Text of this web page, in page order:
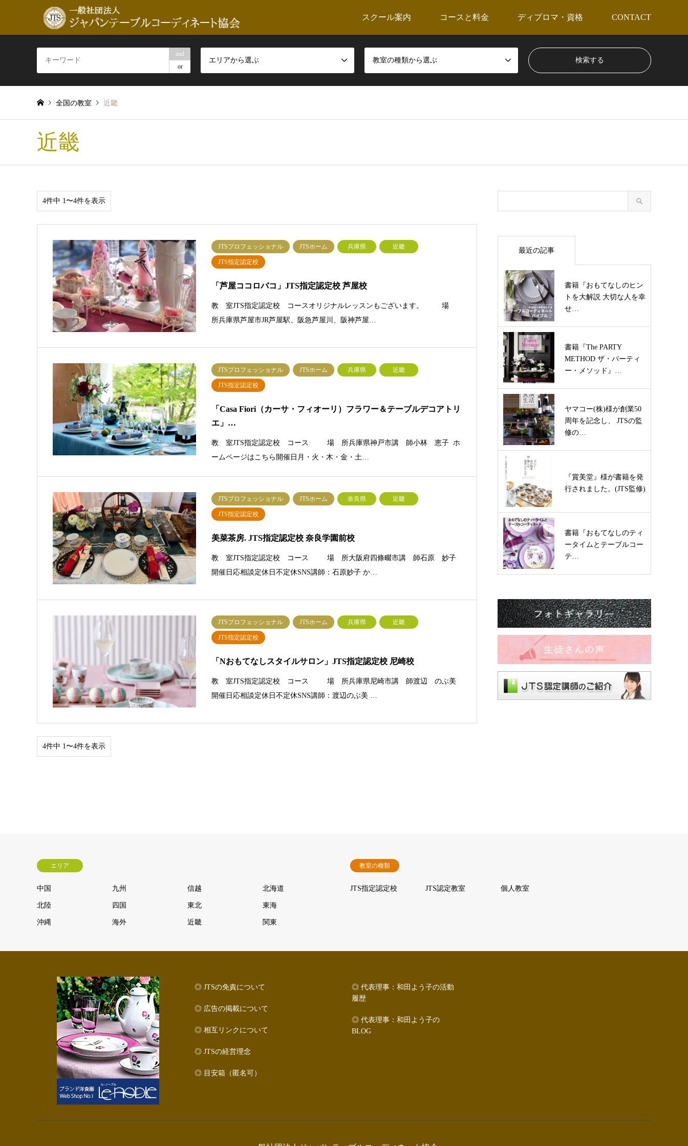
スクール案内 コースと料金 ディプロマ・資格 CONTACT
and
or
エリアから選ぶ 教室の種類から選ぶ
全国の教室 近畿
近畿
4件中 1〜4件を表示
JTSプロフェッショナル JTSホーム 兵庫県 近畿
JTS指定認定校
「芦屋ココロバコ」JTS指定認定校 芦屋校
教 室JTS指定認定校 コースオリジナルレッスンもございます。 場
所兵庫県芦屋市JR芦屋駅、阪急芦屋川、阪神芦屋…
JTSプロフェッショナル JTSホーム 兵庫県 近畿
JTS指定認定校
「Casa Fiori（カーサ・フィオーリ）フラワー＆テーブルデコアトリ
エ」…
教 室JTS指定認定校 コース 場 所兵庫県神戸市講 師小林 恵子 ホ
ームページはこちら開催日月・火・木・金・土…
JTSプロフェッショナル JTSホーム 奈良県 近畿
JTS指定認定校
美菜茶房. JTS指定認定校 奈良学園前校
教 室JTS指定認定校 コース 場 所大阪府四條畷市講 師石原 妙子
開催日応相談定休日不定休SNS講師：石原妙子 か…
JTSプロフェッショナル JTSホーム 兵庫県 近畿
JTS指定認定校
「Nおもてなしスタイルサロン」JTS指定認定校 尼崎校
教 室JTS指定認定校 コース 場 所兵庫県尼崎市講 師渡辺 のぶ美
開催日応相談定休日不定休SNS講師：渡辺のぶ美 …
4件中 1〜4件を表示
最近の記事
書籍『おもてなしのヒン
トを大解説 大切な人を幸
せ…
書籍『The PARTY
METHOD ザ・パーティ
ー・メソッド』…
ヤマコー(株)様が創業50
周年を記念し、 JTSの監
修の…
『賞美堂』様が書籍を発
行されました。(JTS監修)
書籍『おもてなしのティ
ータイムとテーブルコー
テ…
エリア
中国 九州 信越 北海道
北陸 四国 東北 東海
沖縄 海外 近畿 関東
教室の種類
JTS指定認定校 JTS認定教室 個人教室
◎ JTSの免責について
◎ 広告の掲載について
◎ 相互リンクについて
◎ JTSの経営理念
◎ 目安箱（匿名可）
◎ 代表理事：和田よう子の活動
履歴
◎ 代表理事：和田よう子の
BLOG